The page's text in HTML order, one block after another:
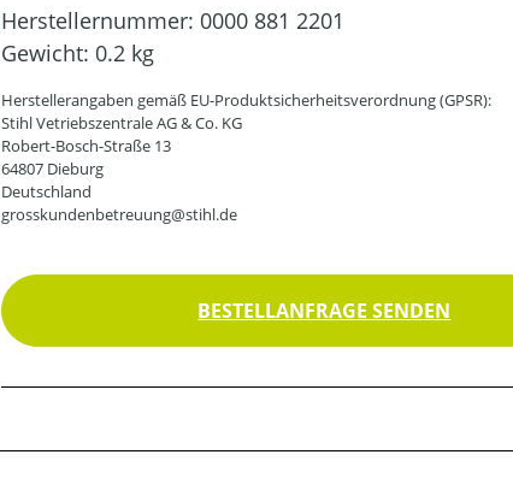
Herstellernummer: 0000 881 2201
Gewicht: 0.2 kg
Herstellerangaben gemäß EU-Produktsicherheitsverordnung (GPSR):
Stihl Vetriebszentrale AG & Co. KG
Robert-Bosch-Straße 13
64807 Dieburg
Deutschland
grosskundenbetreuung@stihl.de
BESTELLANFRAGE SENDEN